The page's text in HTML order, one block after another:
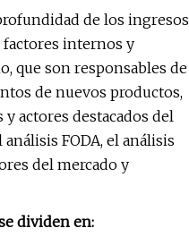
de los ingresos
factores internos y
que son responsables de
de nuevos productos,
actores destacados del
FODA, el análisis
del mercado y
dividen en: